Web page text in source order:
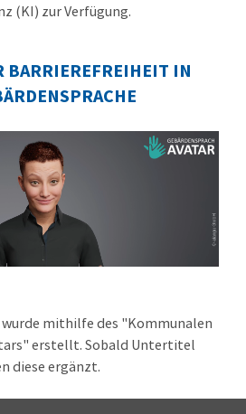
(KI) zur Verfügung.
BARRIEREFREIHEIT IN
wurde mithilfe des "Kommunalen
erstellt. Sobald Untertitel
diese ergänzt.